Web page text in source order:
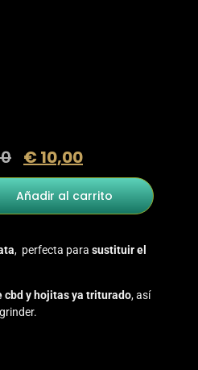
€ 10,00
Añadir al carrito
, perfecta para sustituir el
cbd y hojitas ya triturado, así